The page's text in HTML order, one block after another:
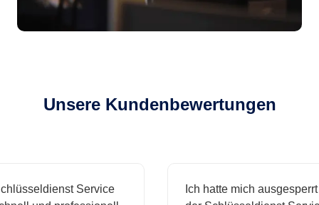
Unsere Kundenbewertungen
Service
Ich hatte mich ausgesperrt